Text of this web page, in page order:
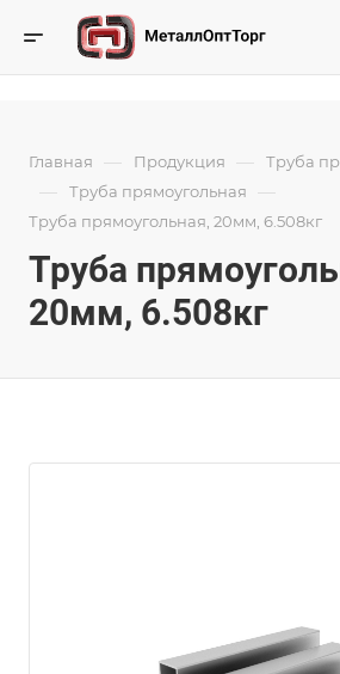
Главная — Продукция — Труба
— Труба прямоугольная —
Труба прямоугольная, 20мм, 6.508кг
Труба
20мм, 6.508кг